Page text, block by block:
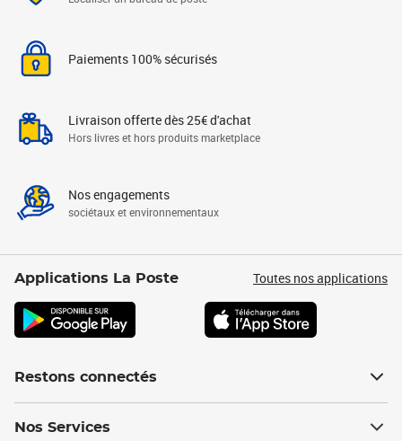
Paiements 100% sécurisés
Livraison offerte dès 25€ d'achat
Hors livres et hors produits marketplace
Nos engagements
sociétaux et environnementaux
Applications La Poste Toutes nos applications
Restons connectés
Nos Services